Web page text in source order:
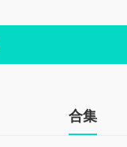
合集